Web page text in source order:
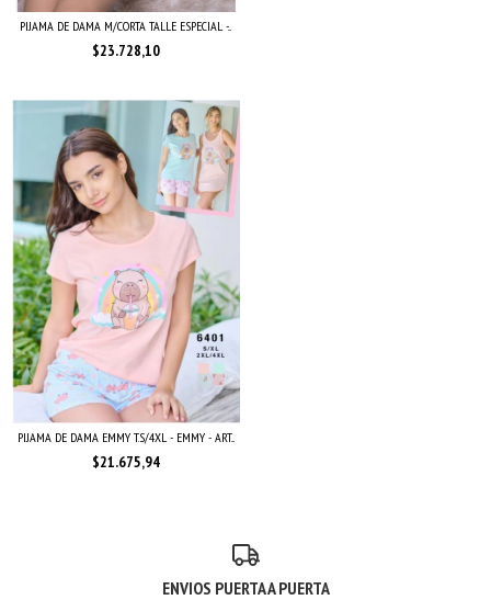
PIJAMA DE DAMA M/CORTA TALLE ESPECIAL -...
$23.728,10
PIJAMA DE DAMA EMMY T.S/4XL - EMMY - ART...
$21.675,94
ENVIOS PUERTA A PUERTA